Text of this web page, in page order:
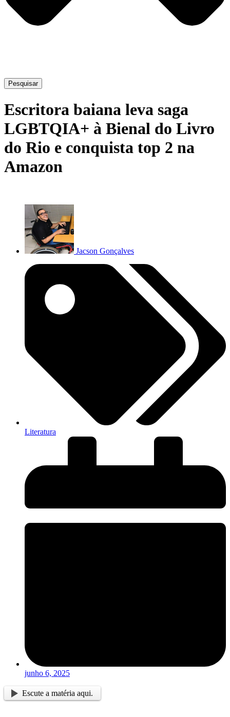
Pesquisar
Escritora baiana leva saga
LGBTQIA+ à Bienal do Livro
do Rio e conquista top 2 na
Amazon
Jacson Gonçalves
Literatura
junho 6, 2025
Escute a matéria aqui.